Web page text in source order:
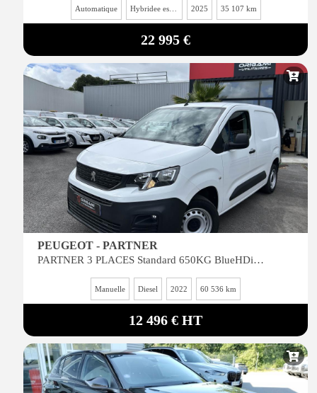
Automatique Hybridee essence 2025 35 107 km
22 995 €
PEUGEOT - PARTNER
PARTNER 3 PLACES Standard 650KG BlueHDi S&S 100
Manuelle Diesel 2022 60 536 km
12 496 € HT